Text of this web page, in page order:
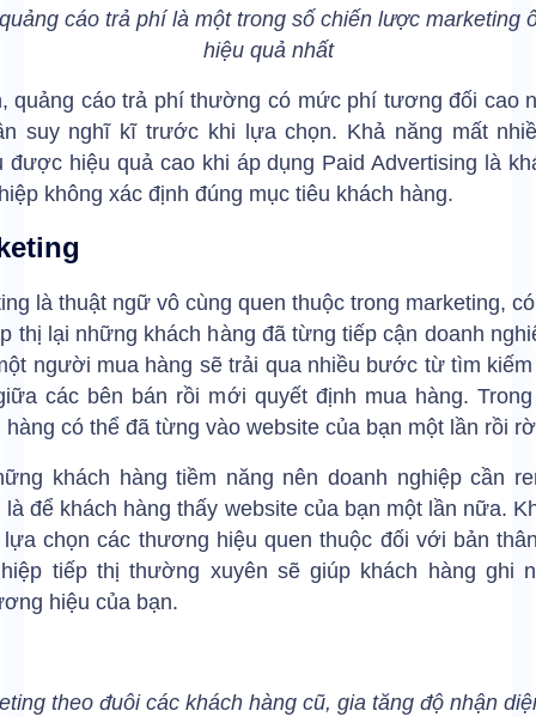
cáo trả phí là một trong số chiến lược marketing
hiệu quả nhất
quảng cáo trả phí thường có mức phí tương đối cao
suy nghĩ kĩ trước khi lựa chọn. Khả năng mất
được hiệu quả cao khi áp dụng Paid Advertising là
không xác định đúng mục tiêu khách hàng.
là thuật ngữ vô cùng quen thuộc trong marketing,
thị lại những khách hàng đã từng tiếp cận doanh
người mua hàng sẽ trải qua nhiều bước từ tìm
các bên bán rồi mới quyết định mua hàng.
hàng có thể đã từng vào website của bạn một lần rồi
khách hàng tiềm năng nên doanh nghiệp cần
là để khách hàng thấy website của bạn một lần nữa.
chọn các thương hiệu quen thuộc đối với bản
tiếp thị thường xuyên sẽ giúp khách hàng ghi
hiệu của bạn.
theo đuôi các khách hàng cũ, gia tăng độ nhận